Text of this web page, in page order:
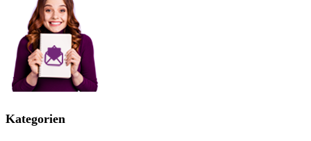
Kategorien